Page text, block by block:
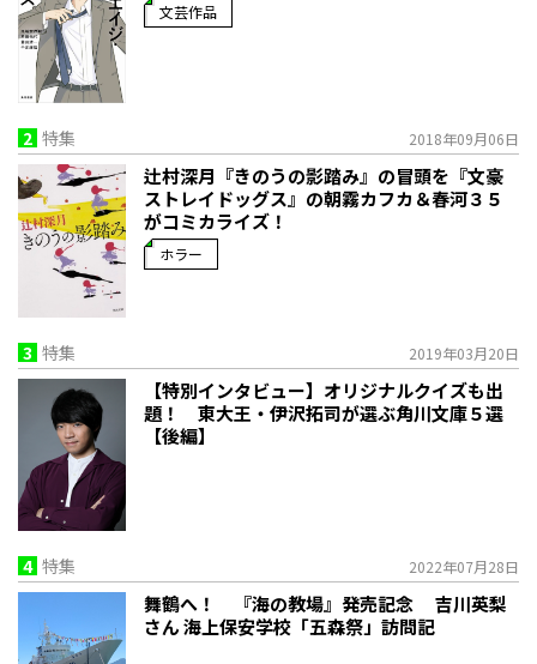
文芸作品
2 特集 2018年09月06日
辻村深月『きのうの影踏み』の冒頭を『文豪
ストレイドッグス』の朝霧カフカ＆春河３５
がコミカライズ！
ホラー
3 特集 2019年03月20日
【特別インタビュー】オリジナルクイズも出
題！ 東大王・伊沢拓司が選ぶ角川文庫５選
【後編】
4 特集 2022年07月28日
舞鶴へ！ 『海の教場』発売記念 吉川英梨
さん 海上保安学校「五森祭」訪問記